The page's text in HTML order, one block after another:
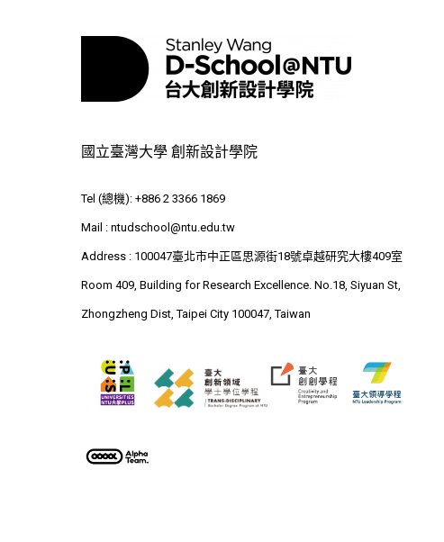
國立臺灣大學 創新設計學院
Tel (總機): +886 2 3366 1869
Mail : ntudschool@ntu.edu.tw
Address : 100047臺北市中正區思源街18號卓越研究大樓409室
Room 409, Building for Research Excellence. No.18, Siyuan St,
Zhongzheng Dist, Taipei City 100047, Taiwan